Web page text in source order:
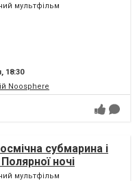
мультфільм
18:30
Noosphere
субмарина і
ночі
мультфільм